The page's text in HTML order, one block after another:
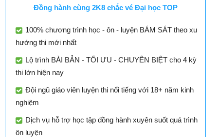
Đồng hành cùng 2K8 chắc vé Đại học TOP
100% chương trình học - ôn - luyện BÁM SÁT theo xu
hướng thi mới nhất
Lộ trình BÀI BẢN - TỐI ƯU - CHUYÊN BIỆT cho 4 kỳ
thi lớn hiện nay
Đội ngũ giáo viên luyện thi nổi tiếng với 18+ năm kinh
nghiệm
Dịch vụ hỗ trợ học tập đồng hành xuyên suốt quá trình
ôn luyện